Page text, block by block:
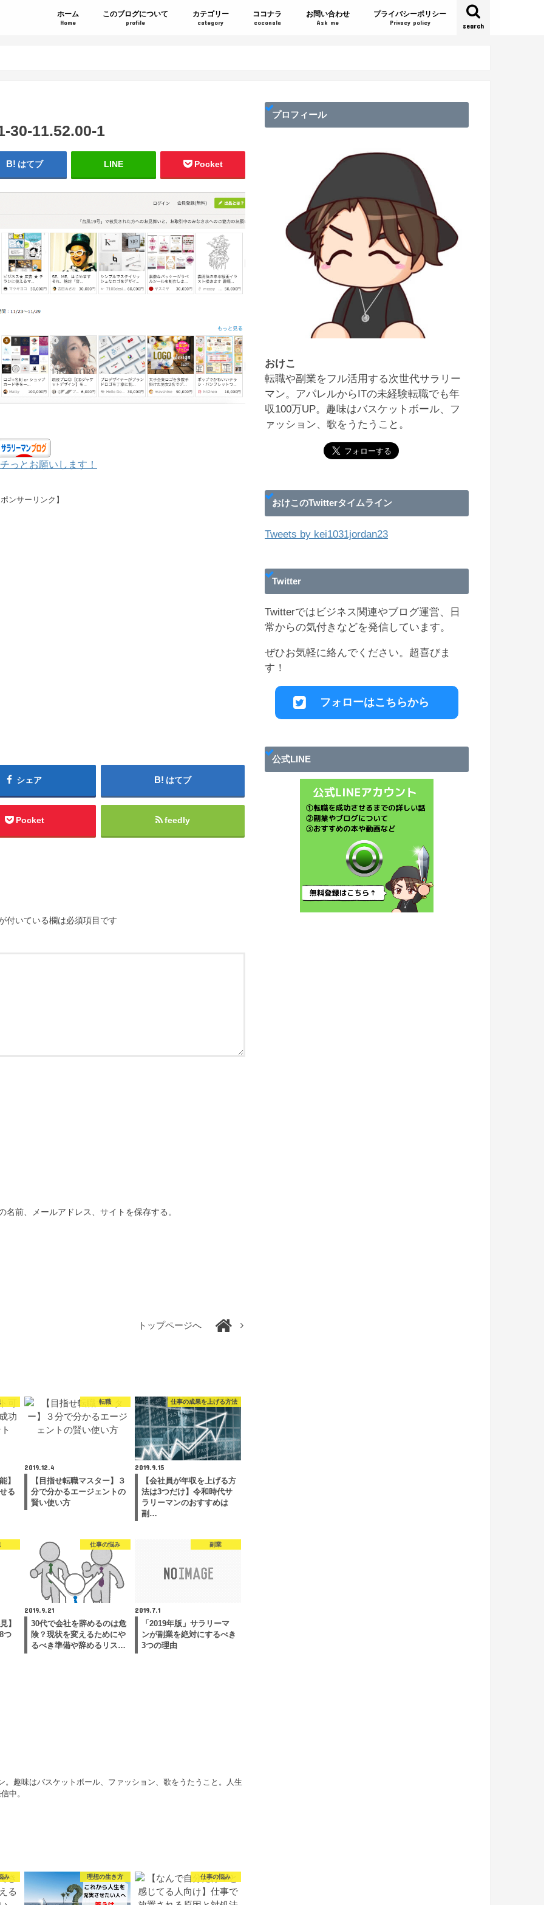
search
ホーム
Home
このブログについて
profile
カテゴリー
category
ココナラ
coconala
お問い合わせ
Ask me
プライバシーポリシー
Privacy policy
30-11.52.00-1
はてブ LINE Pocket
っとお願いします！
ンサーリンク】
シェア はてブ
Pocket feedly
付いている欄は必須項目です
前、メールアドレス、サイトを保存する。
トップページへ
】
る
転職
2019.12.4
【目指せ転職マスター】３
分で分かるエージェントの
賢い使い方
仕事の成果を上げる方法
2019.9.15
【会社員が年収を上げる方
法は3つだけ】令和時代サ
ラリーマンのおすすめは
副…
】
つ
仕事の悩み
2019.9.21
30代で会社を辞めるのは危
険？現状を変えるためにや
るべき準備や辞めるリス…
副業
2019.7.1
「2019年版」サラリーマ
ンが副業を絶対にするべき
3つの理由
。趣味はバスケットボール、ファッション、歌をうたうこと。人生
中。
み 理想の生き方 仕事の悩み
プロフィール
おけこ
転職や副業をフル活用する次世代サラリー
マン。アパレルからITの未経験転職でも年
収100万UP。趣味はバスケットボール、フ
ァッション、歌をうたうこと。
おけこのTwitterタイムライン
Tweets by kei1031jordan23
Twitter
Twitterではビジネス関連やブログ運営、日
常からの気付きなどを発信しています。
ぜひお気軽に絡んでください。超喜びま
す！
フォローはこちらから
公式LINE